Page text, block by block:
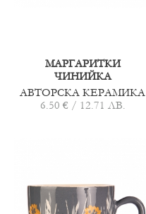
МАРГАРИТКИ
ЧИНИЙКА
АВТОРСКА КЕРАМИКА
6.50 € / 12.71 ЛВ.